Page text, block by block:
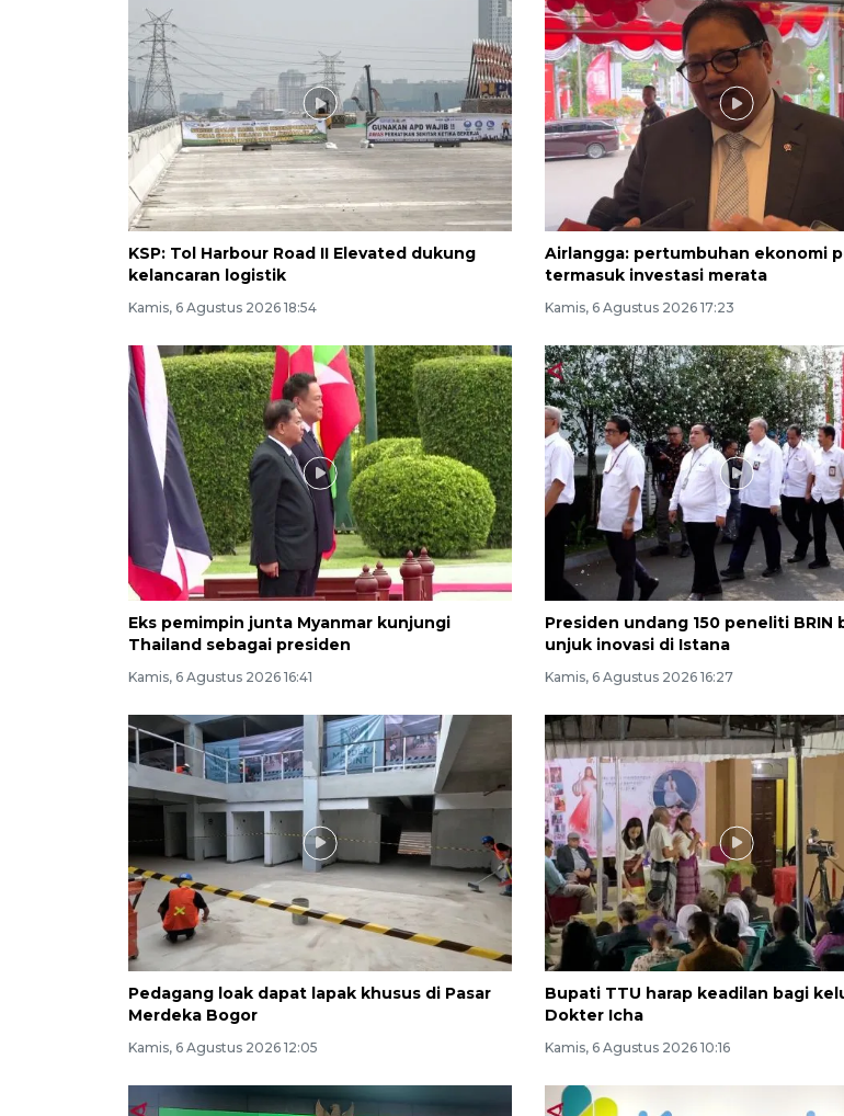
KSP: Tol Harbour Road II Elevated dukung
kelancaran logistik
Kamis, 6 Agustus 2026 18:54
Airlangga: pertumbuhan ekonomi
termasuk investasi merata
Kamis, 6 Agustus 2026 17:23
Eks pemimpin junta Myanmar kunjungi
Thailand sebagai presiden
Kamis, 6 Agustus 2026 16:41
Presiden undang 150 peneliti BRIN
unjuk inovasi di Istana
Kamis, 6 Agustus 2026 16:27
Pedagang loak dapat lapak khusus di Pasar
Merdeka Bogor
Kamis, 6 Agustus 2026 12:05
Bupati TTU harap keadilan bagi
Dokter Icha
Kamis, 6 Agustus 2026 10:16
Penyusutan debit air
Batang Tembesi di
3 Agustus 2026 10:57
407 Mal di Indonesia
program diskon
11 jam lalu